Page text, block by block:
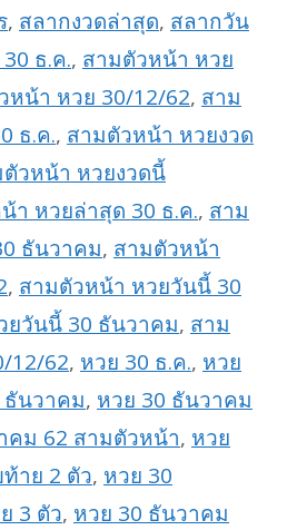
, สลากงวดล่าสุด, สลากวัน
ธ.ค., สามตัวหน้า หวย
หน้า หวย 30/12/62, สาม
ธ.ค., สามตัวหน้า หวยงวด
วหน้า หวยงวดนี้
า หวยล่าสุด 30 ธ.ค., สาม
ธันวาคม, สามตัวหน้า
, สามตัวหน้า หวยวันนี้ 30
วันนี้ 30 ธันวาคม, สาม
12/62, หวย 30 ธ.ค., หวย
ธันวาคม, หวย 30 ธันวาคม
คม 62 สามตัวหน้า, หวย
าย 2 ตัว, หวย 30
3 ตัว, หวย 30 ธันวาคม